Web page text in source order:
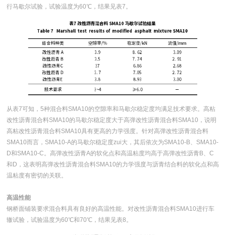
行马歇尔试验，试验温度为60℃，结果见表7。
从表7可知，5种混合料SMA10的空隙率和马歇尔稳定度均满足技术要求。高粘
改性沥青混合料SMA10的马歇尔稳定度大于高弹改性沥青混合料SMA10，说明
高粘改性沥青混合料SMA10具有更高的力学强度。针对高弹改性沥青混合料
SMA10而言，SMA10-A的马歇尔稳定度zui大，其后依次为SMA10-B、SMA10-
D和SMA10-C。高弹改性沥青A的软化点和高温粘度均高于高弹改性沥青B、C
和D，这表明高弹改性沥青混合料SMA10的力学强度与沥青结合料的软化点和高
温粘度有密切的关联。
高温性能
钢桥面铺装要求混合料具有良好的高温性能。对改性沥青混合料SMA10进行车
辙试验，试验温度为60℃和70℃，结果见表8。